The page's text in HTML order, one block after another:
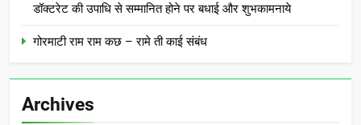
डॉक्टरेट की उपाधि से सम्मानित होने पर बधाई और शुभकामनाये
गोरमाटी राम राम कछ – रामे ती काई संबंध
Archives